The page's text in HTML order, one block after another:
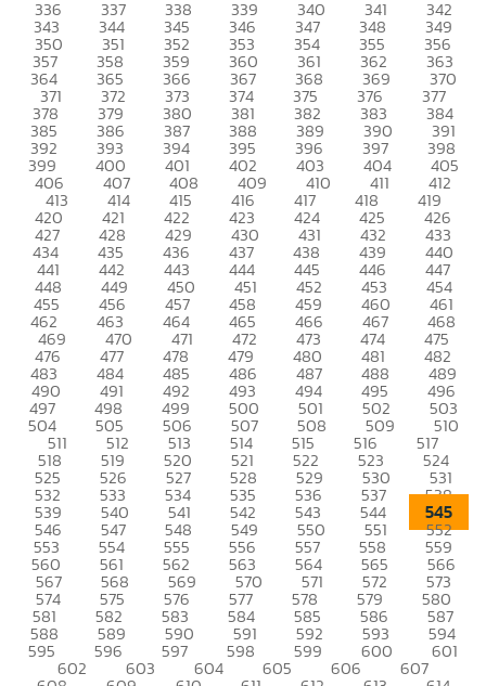
336 337 338 339 340 341 342
343 344 345 346 347 348 349
350 351 352 353 354 355 356
357 358 359 360 361 362 363
364 365 366 367 368 369 370
371 372 373 374 375 376 377
378 379 380 381 382 383 384
385 386 387 388 389 390 391
392 393 394 395 396 397 398
399 400 401 402 403 404 405
406 407 408 409 410 411 412
413 414 415 416 417 418 419
420 421 422 423 424 425 426
427 428 429 430 431 432 433
434 435 436 437 438 439 440
441 442 443 444 445 446 447
448 449 450 451 452 453 454
455 456 457 458 459 460 461
462 463 464 465 466 467 468
469 470 471 472 473 474 475
476 477 478 479 480 481 482
483 484 485 486 487 488 489
490 491 492 493 494 495 496
497 498 499 500 501 502 503
504 505 506 507 508 509 510
511 512 513 514 515 516 517
518 519 520 521 522 523 524
525 526 527 528 529 530 531
532 533 534 535 536 537 538
539 540 541 542 543 544 545
546 547 548 549 550 551 552
553 554 555 556 557 558 559
560 561 562 563 564 565 566
567 568 569 570 571 572 573
574 575 576 577 578 579 580
581 582 583 584 585 586 587
588 589 590 591 592 593 594
595 596 597 598 599 600 601
602 603 604 605 606 607